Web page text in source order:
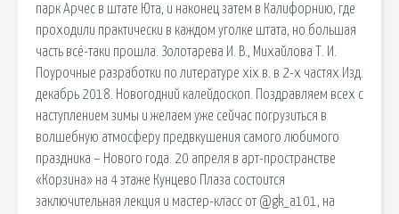
парк Арчес в штате Юта, и наконец затем в Калифорнию, где
проходили практически в каждом уголке штата, но большая
часть всё-таки прошла. Золотарева И. В., Михайлова Т. И.
Поурочные разработки по литературе xix в. в 2-х частях Изд.
декабрь 2018. Новогодний калейдоскоп. Поздравляем всех с
наступлением зимы и желаем уже сейчас погрузиться в
волшебную атмосферу предвкушения самого любимого
праздника – Нового года. 20 апреля в арт-пространстве
«Корзина» на 4 этаже Кунцево Плаза состоится
заключительная лекция и мастер-класс от @gk_a101, на